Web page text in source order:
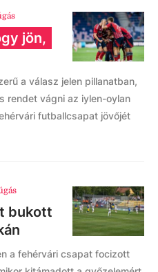
jön,
a válasz jelen pillanatban,
rendet vágni az iylen-oylan
futballcsapat jövőjét
bukott
a fehérvári csapat focizott